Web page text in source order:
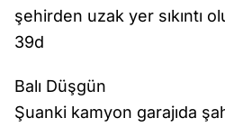
şehirden uzak yer sıkıntı
39d
Balı Düşgün
Şuanki kamyon garajıda